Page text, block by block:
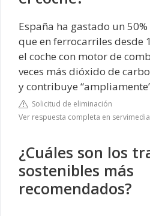
España ha gastado un
que en ferrocarriles desde
el coche con motor de
veces más dióxido de
y contribuye
Solicitud de eliminación
Ver respuesta completa en
¿Cuáles son los
sostenibles más
recomendados?